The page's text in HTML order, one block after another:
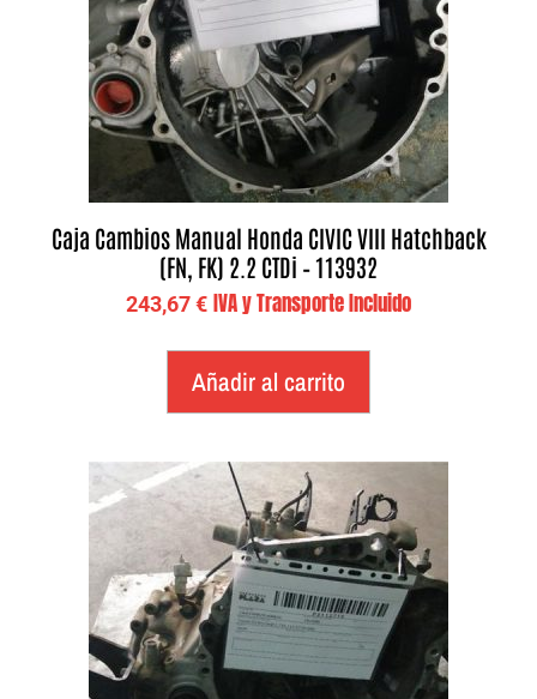
Caja Cambios Manual Honda CIVIC VIII Hatchback
(FN, FK) 2.2 CTDi – 113932
243,67€ IVA y Transporte Incluido
Añadir al carrito